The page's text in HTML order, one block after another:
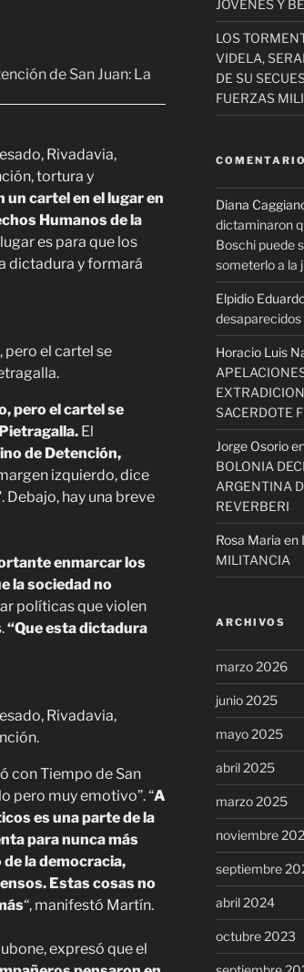
Rivadavia,
tortura y
un cartel en el lugar en
Humanos de la
es para que los
dictadura y formará
pero el cartel se
pero el cartel se
El
de Detención,
izquierdo, dice
. Debajo, hay una breve
enmarcar los
la sociedad no
políticas que violen
“Que esta dictadura
Rivadavia,
con Tiempo de San
pero muy emotivo”. “A
es una parte de la
para nunca más
la democracia,
Estas cosas no
“, manifestó Martín.
expresó que el
JÓVENES Y
LOS
VIDELA,
DE SU
FUERZAS
Diana
dictaminaron
Boschi puede
someterlo a la
Elpidio
desaparecidos
Horacio Luis
SACERDOTE
Jorge Osorio
BOLONIA
ARGENTINA
REVERBERI
Rosa Maria en
MILITANCIA
ARCHIVOS
marzo 2026
junio 2025
mayo 2025
abril 2025
marzo 2025
noviembre
septiembre
abril 2024
octubre 2023